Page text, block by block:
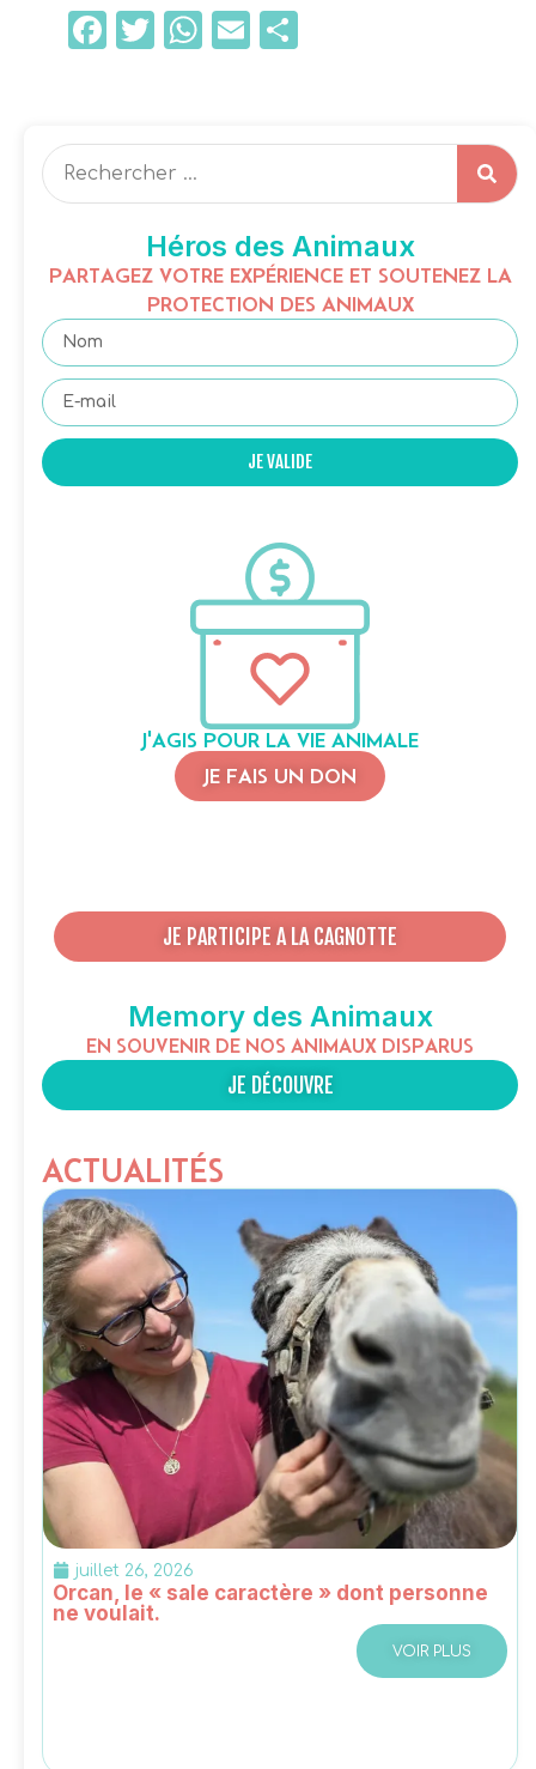
Facebook
Twitter
WhatsApp
Email
Héros des Animaux
PARTAGEZ VOTRE EXPÉRIENCE ET SOUTENEZ LA
PROTECTION DES ANIMAUX
JE VALIDE
J'AGIS POUR LA VIE ANIMALE
JE FAIS UN DON
JE PARTICIPE A LA CAGNOTTE
Memory des Animaux
EN SOUVENIR DE NOS ANIMAUX DISPARUS
JE DÉCOUVRE
ACTUALITÉS
juillet 26, 2026
Orcan, le « sale caractère » dont personne
ne voulait.
VOIR PLUS